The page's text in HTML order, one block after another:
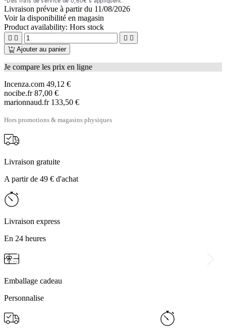
Livraison prévue à partir du 11/08/2026
Voir la disponibilité en magasin
Product availability: Hors stock
   
Ajouter au panier
Je compare les prix en ligne
Incenza.com 49,12 €
nocibe.fr 87,00 €
marionnaud.fr 133,50 €
Hors promotions & magasins physiques
Livraison gratuite
A partir de 49 € d'achat
Livraison express
En 24 heures
Emballage cadeau
Personnalise